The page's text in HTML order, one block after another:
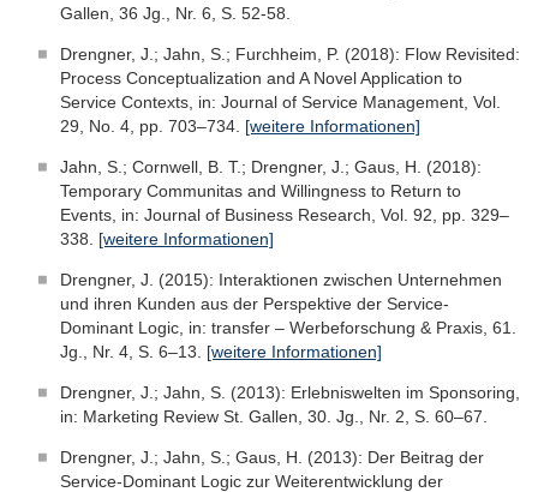
Gallen, 36 Jg., Nr. 6, S. 52-58.
Drengner, J.; Jahn, S.; Furchheim, P. (2018): Flow Revisited:
Process Conceptualization and A Novel Application to
Service Contexts, in: Journal of Service Management, Vol.
29, No. 4, pp. 703–734. [weitere Informationen]
Jahn, S.; Cornwell, B. T.; Drengner, J.; Gaus, H. (2018):
Temporary Communitas and Willingness to Return to
Events, in: Journal of Business Research, Vol. 92, pp. 329–
338. [weitere Informationen]
Drengner, J. (2015): Interaktionen zwischen Unternehmen
und ihren Kunden aus der Perspektive der Service-
Dominant Logic, in: transfer – Werbeforschung & Praxis, 61.
Jg., Nr. 4, S. 6–13. [weitere Informationen]
Drengner, J.; Jahn, S. (2013): Erlebniswelten im Sponsoring,
in: Marketing Review St. Gallen, 30. Jg., Nr. 2, S. 60–67.
Drengner, J.; Jahn, S.; Gaus, H. (2013): Der Beitrag der
Service-Dominant Logic zur Weiterentwicklung der